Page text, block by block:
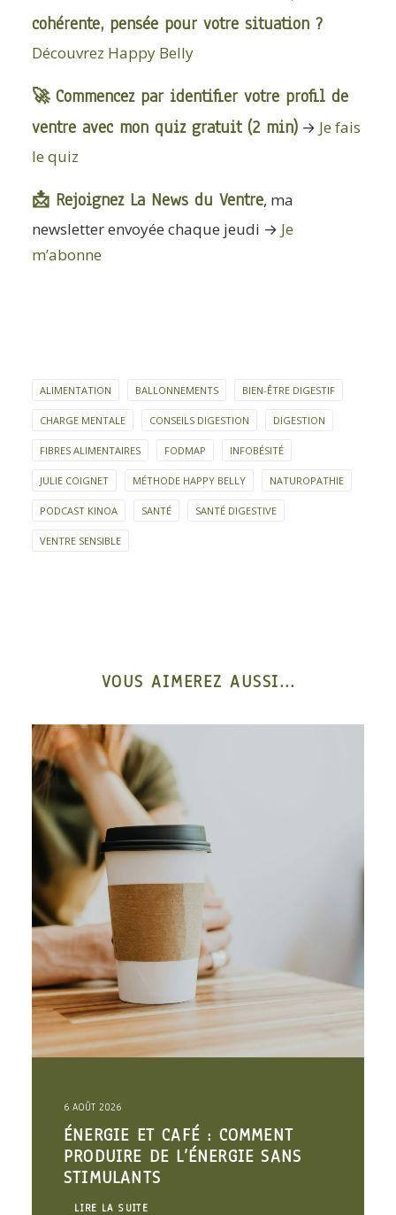
cohérente, pensée pour votre situation ?
Découvrez Happy Belly
🚀 Commencez par identifier votre profil de
ventre avec mon quiz gratuit (2 min) → Je fais
le quiz
📩 Rejoignez La News du Ventre, ma
newsletter envoyée chaque jeudi → Je
m’abonne
ALIMENTATION BALLONNEMENTS BIEN-ÊTRE DIGESTIF
CHARGE MENTALE CONSEILS DIGESTION DIGESTION
FIBRES ALIMENTAIRES FODMAP INFOBÉSITÉ
JULIE COIGNET MÉTHODE HAPPY BELLY NATUROPATHIE
PODCAST KINOA SANTÉ SANTÉ DIGESTIVE
VENTRE SENSIBLE
VOUS AIMEREZ AUSSI...
6 AOÛT 2026
ÉNERGIE ET CAFÉ : COMMENT
PRODUIRE DE L’ÉNERGIE SANS
STIMULANTS
LIRE LA SUITE